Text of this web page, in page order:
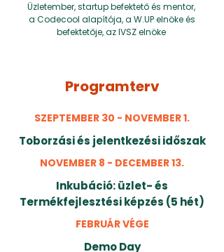
Üzletember, startup befektető és mentor,
a Codecool alapítója, a W.UP elnöke és
befektetője, az IVSZ elnöke
Programterv
SZEPTEMBER 30 - NOVEMBER 1.
Toborzási és jelentkezési időszak
NOVEMBER 8 - DECEMBER 13.
Inkubáció: üzlet- és
Termékfejlesztési képzés (5 hét)
FEBRUÁR VÉGE
Demo Day